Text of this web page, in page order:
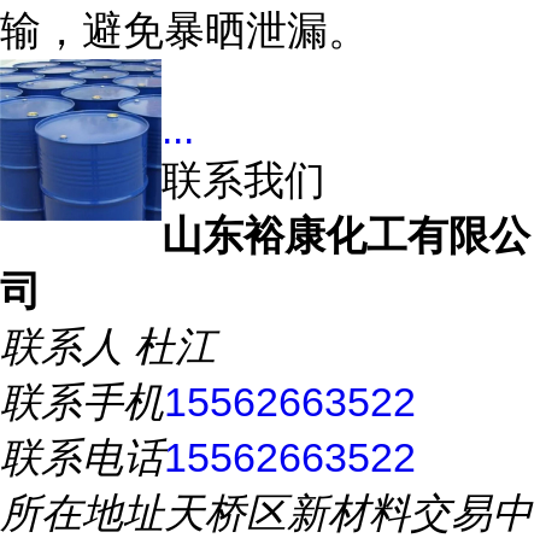
输，避免暴晒泄漏。
...
联系我们
山东裕康化工有限公
司
联系人 杜江
联系手机15562663522
联系电话15562663522
所在地址天桥区新材料交易中